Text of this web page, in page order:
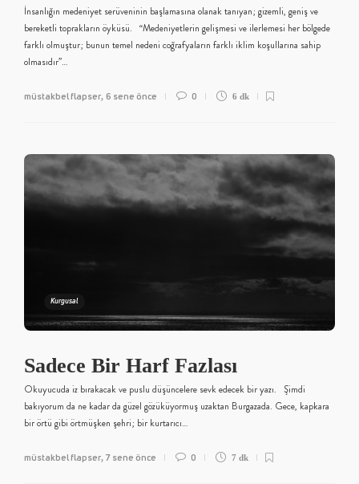
İnsanlığın medeniyet serüveninin başlamasına olanak tanıyan; gizemli, geniş ve
bereketli toprakların öyküsü. “Medeniyetlerin gelişmesi ve ilerlemesi her bölgede
farklı olmuştur; bunun temel nedeni coğrafyaların farklı iklim koşullarına sahip
olmasıdır”…
müstakbel flapser, 6 sene önce 0 6 dk
Kurgusal
Sadece Bir Harf Fazlası
Okuyucuda iz bırakacak ve puslu düşüncelere sevk edecek bir yazı. Şimdi
bakıyorum da ne kadar da güzel gözüküyormuş uzaktan Burgazada. Gece, kapkara
bir örtü gibi örtmüşken şehri; bir kurtarıcı…
müstakbel flapser, 7 sene önce 0 7 dk